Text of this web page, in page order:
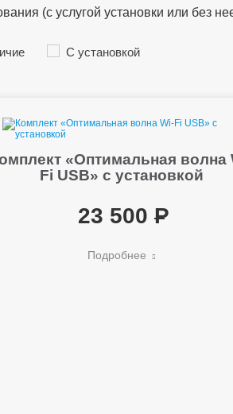
(с услугой установки или без
С установкой
«Оптимальная волна
Fi USB» с установкой
23 500
Подробнее